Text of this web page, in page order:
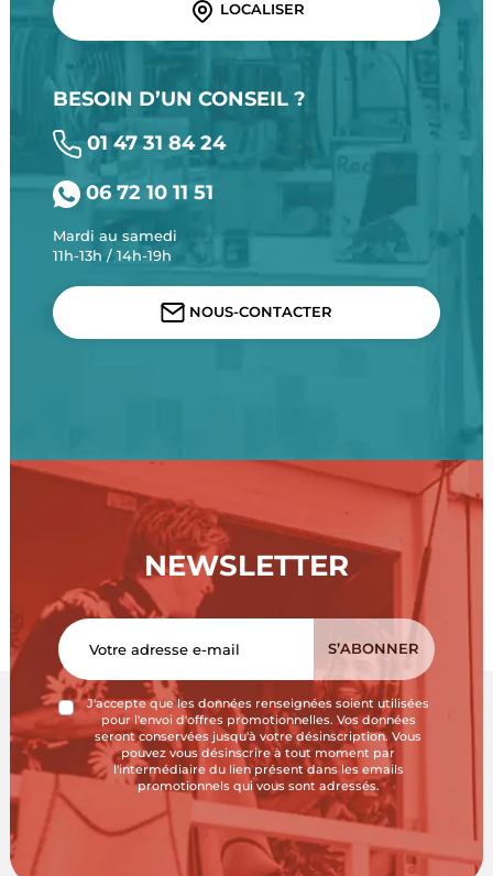
LOCALISER
BESOIN D’UN CONSEIL ?
01 47 31 84 24
06 72 10 11 51
Mardi au samedi
11h-13h / 14h-19h
NOUS-CONTACTER
NEWSLETTER
J'accepte que les données renseignées soient utilisées
pour l'envoi d'offres promotionnelles. Vos données
seront conservées jusqu'à votre désinscription. Vous
pouvez vous désinscrire à tout moment par
l'intermédiaire du lien présent dans les emails
promotionnels qui vous sont adressés.